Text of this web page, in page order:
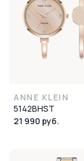
ANNE KLEIN
5142BHST
21 990 руб.